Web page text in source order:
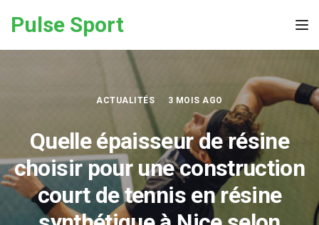
Pulse Sport
ACTUALITÉS 3 MOIS AGO
Quelle épaisseur de résine
choisir pour une construction
court de tennis en résine